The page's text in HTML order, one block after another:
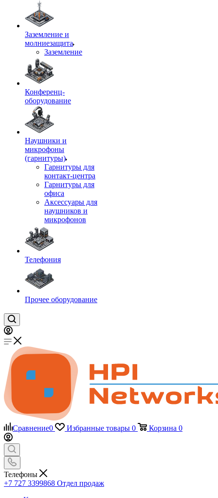
Заземление и
молниезащита
Заземление
Конференц-
оборудование
Наушники и
микрофоны
(гарнитуры)
Гарнитуры для
контакт-центра
Гарнитуры для
офиса
Аксессуары для
наушников и
микрофонов
Телефония
Прочее оборудование
Сравнение0 Избранные товары 0 Корзина 0
Телефоны
+7 727 3399868 Отдел продаж